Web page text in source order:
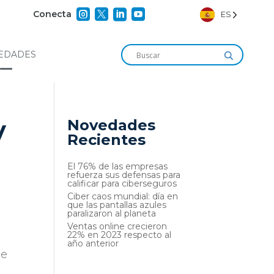
Conecta     ES
Novedades
Recientes
El 76% de las empresas
refuerza sus defensas para
calificar para ciberseguros
Ciber caos mundial: día en
que las pantallas azules
paralizaron al planeta
Ventas online crecieron
22% en 2023 respecto al
año anterior